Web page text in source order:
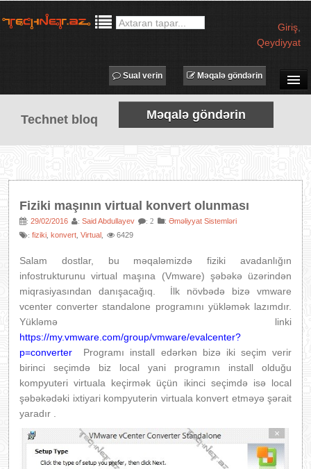
Giriş
Qeydiyyat
SUAL-CAVAB
TECHNET TV
MƏQALƏLƏR
IT LÜĞƏT
XƏBƏRLƏR
Məqalə göndərin
Sual verin
Technet bloq Məqalə göndərin
Fiziki maşının virtual konvert olunması
: 29/02/2016 : Said Abdullayev : 2 : Əməliyyat Sistemləri
: fiziki konvert Virtual 6429
Salam dostlar, bu məqaləmizdə fiziki avadanlığın
infostrukturunu virtual maşına (Vmware) şəbəkə üzərindən
miqrasiyasından danışacağıq. İlk növbədə bizə vmware
vcenter converter standalone programını yükləmək lazımdır.
Yükləmə linki
https://my.vmware.com/group/vmware/evalcenter?
p=converter Programı install edərkən bizə iki seçim verir
birinci seçimdə biz local yani programın install olduğu
kompyuteri virtuala keçirmək üçün ikinci seçimdə isə local
şəbəkədəki ixtiyari kompyuterin virtuala konvert etməyə şərait
yaradır .